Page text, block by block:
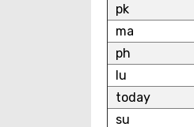
pk
ma
ph
lu
today
su